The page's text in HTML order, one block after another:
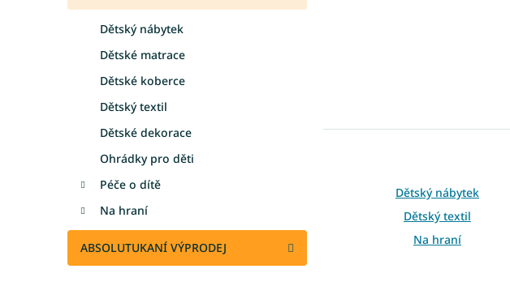
Dětský nábytek
Dětské matrace
Dětské koberce
Dětský textil
Dětské dekorace
Ohrádky pro děti
Péče o dítě
Na hraní
ABSOLUTUKANÍ VÝPRODEJ
Dětský nábytek
Dětský textil
Na hraní